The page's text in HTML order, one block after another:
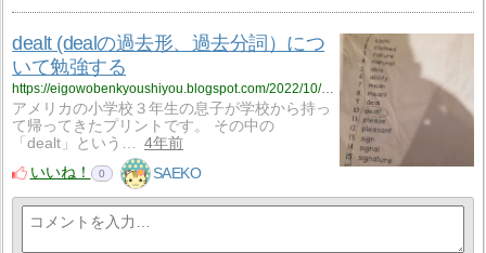
dealt (dealの過去形、過去分詞）につ
いて勉強する
https://eigowobenkyoushiyou.blogspot.com/2022/10/dealt-deal.html
アメリカの小学校３年生の息子が学校から持っ
て帰ってきたプリントです。 その中の
「dealt」という…
4年前
いいね！
0 SAEKO